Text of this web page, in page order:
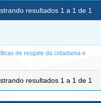
resultados 1 a 1 de 1
de resgate da cidadania e
resultados 1 a 1 de 1